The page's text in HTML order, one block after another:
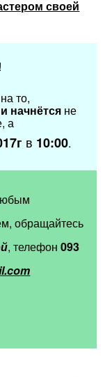
своей
то,
начнётся не
а
в 10:00.
обращайтесь
, телефон093